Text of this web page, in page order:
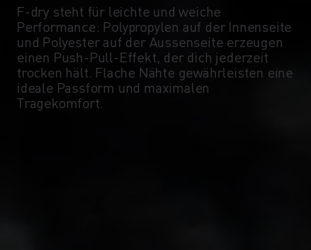
F-dry steht für leichte und weiche
Performance: Polypropylen auf der Innenseite
und Polyester auf der Aussenseite erzeugen
einen Push-Pull-Effekt, der dich jederzeit
trocken hält. Flache Nähte gewährleisten eine
ideale Passform und maximalen
Tragekomfort.